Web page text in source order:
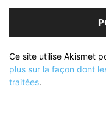
Ce site utilise Akismet
plus sur la façon dont
traitées.